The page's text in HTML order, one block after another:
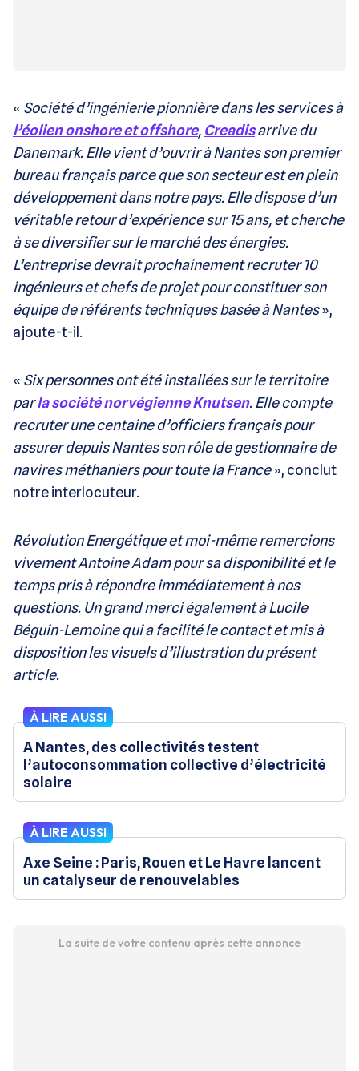
« Société d’ingénierie pionnière dans les services à
l’éolien onshore et offshore, Creadisarrive du
Danemark. Elle vient d’ouvrir à Nantes son premier
bureau français parce que son secteur est en plein
développement dans notre pays. Elle dispose d’un
véritable retour d’expérience sur 15 ans, et cherche
à se diversifier sur le marché des énergies.
L’entreprise devrait prochainement recruter 10
ingénieurs et chefs de projet pour constituer son
équipe de référents techniques basée à Nantes»,
ajoute-t-il.
« Six personnes ont été installées sur le territoire
parla société norvégienne Knutsen. Elle compte
recruter une centaine d’officiers français pour
assurer depuis Nantes son rôle de gestionnaire de
navires méthaniers pour toute la France», conclut
notre interlocuteur.
Révolution Energétique et moi-même remercions
vivement Antoine Adam pour sa disponibilité et le
temps pris à répondre immédiatement à nos
questions. Un grand merci également à Lucile
Béguin-Lemoine qui a facilité le contact et mis à
disposition les visuels d’illustration du présent
article.
À LIRE AUSSI
A Nantes, des collectivités testent
l’autoconsommation collective d’électricité
solaire
À LIRE AUSSI
Axe Seine : Paris, Rouen et Le Havre lancent
un catalyseur de renouvelables
La suite de votre contenu après cette annonce